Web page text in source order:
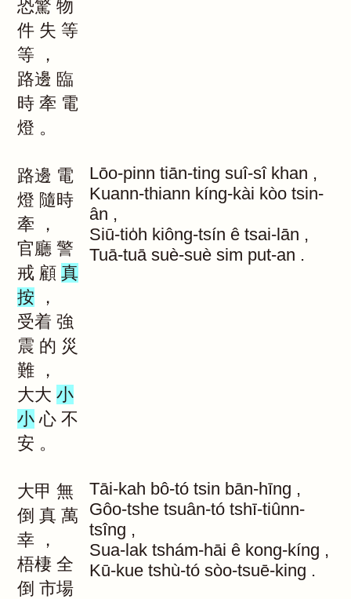
恐驚 物
件 失 等
等
，
路邊 臨
時 牽 電
燈 。
路邊 電
燈 隨時
牽
，
官廳 警
戒 顧 真
按
，
受着 強
震 的 災
難
，
大大 小
小 心 不
安 。
Lōo-pinn tiān-ting suî-sî khan ,
Kuann-thiann kíng-kài kòo tsin-
ân ,
Siū-tio̍h kiông-tsín ê tsai-lān ,
Tuā-tuā suè-suè sim put-an .
大甲 無
倒 真 萬
幸
，
梧棲 全
倒 市場
Tāi-kah bô-tó tsin bān-hīng ,
Gôo-tshe tsuân-tó tshī-tiûnn-
tsîng ,
Sua-lak tshám-hāi ê kong-kíng ,
Kū-kue tshù-tó sòo-tsuē-king .